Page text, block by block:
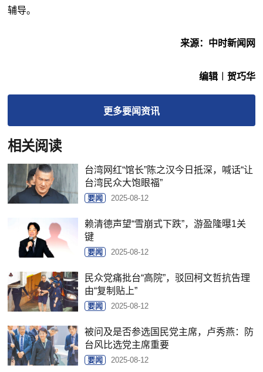
辅导。
来源：中时新闻网
编辑︱贺巧华
更多要闻资讯
相关阅读
台湾网红“馆长”陈之汉今日抵深，喊话“让
台湾民众大饱眼福”
要闻 2025-08-12
赖清德声望“雪崩式下跌”，游盈隆曝1关
键
要闻 2025-08-12
民众党痛批台“高院”，驳回柯文哲抗告理
由“复制贴上”
要闻 2025-08-12
被问及是否参选国民党主席，卢秀燕：防
台风比选党主席重要
要闻 2025-08-12